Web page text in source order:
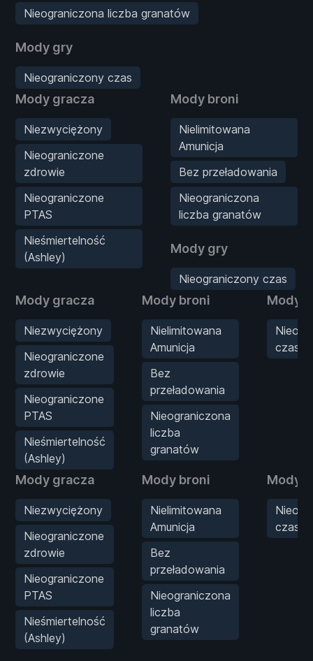
Nieograniczona liczba granatów
Mody gry
Nieograniczony czas
Mody gracza
Niezwyciężony
Nieograniczone
zdrowie
Nieograniczone
PTAS
Nieśmiertelność
(Ashley)
Mody broni
Nielimitowana
Amunicja
Bez przeładowania
Nieograniczona
liczba granatów
Mody gry
Nieograniczony czas
Mody gracza
Niezwyciężony
Nieograniczone
zdrowie
Nieograniczone
PTAS
Nieśmiertelność
(Ashley)
Mody broni
Nielimitowana
Amunicja
Bez
przeładowania
Nieograniczona
liczba
granatów
Mody
czas
Mody gracza
Niezwyciężony
Nieograniczone
zdrowie
Nieograniczone
PTAS
Nieśmiertelność
(Ashley)
Mody broni
Nielimitowana
Amunicja
Bez
przeładowania
Nieograniczona
liczba
granatów
Mody
czas